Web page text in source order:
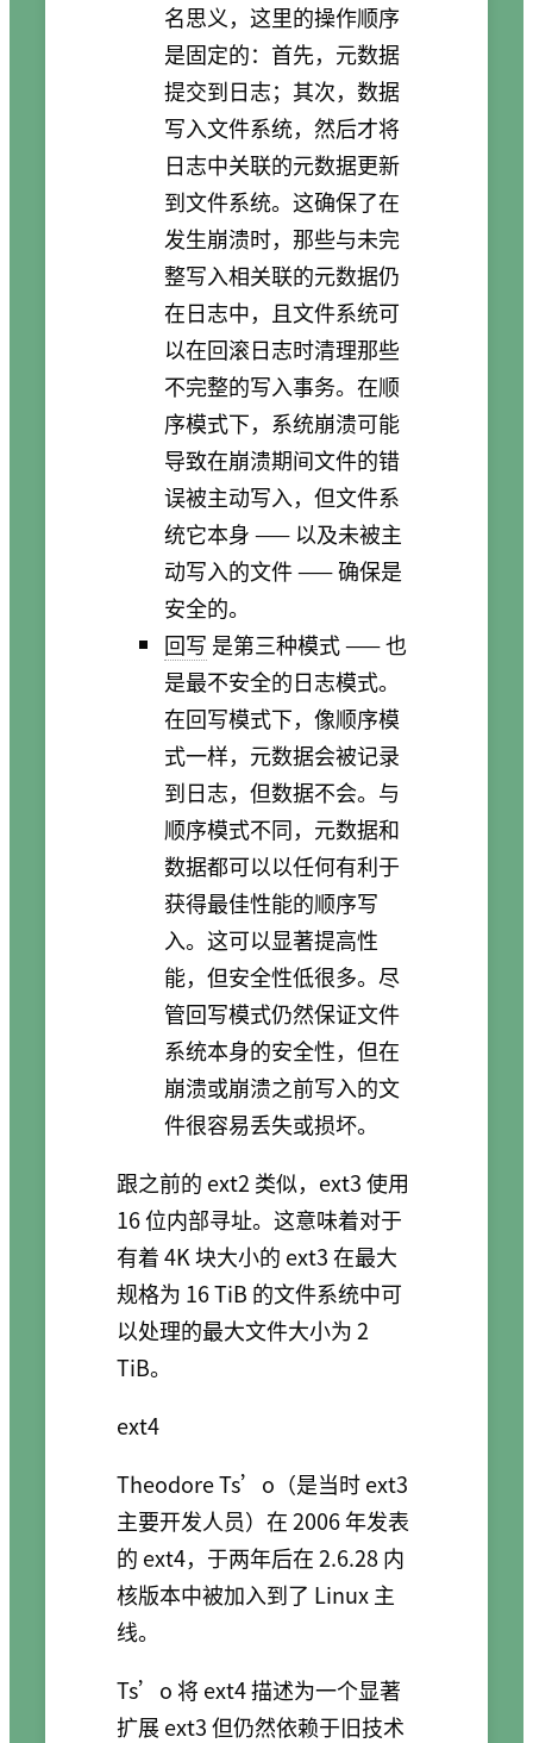
名思义，这里的操作顺序
是固定的：首先，元数据
提交到日志；其次，数据
写入文件系统，然后才将
日志中关联的元数据更新
到文件系统。这确保了在
发生崩溃时，那些与未完
整写入相关联的元数据仍
在日志中，且文件系统可
以在回滚日志时清理那些
不完整的写入事务。在顺
序模式下，系统崩溃可能
导致在崩溃期间文件的错
误被主动写入，但文件系
统它本身 —— 以及未被主
动写入的文件 —— 确保是
安全的。
回写 是第三种模式 —— 也
是最不安全的日志模式。
在回写模式下，像顺序模
式一样，元数据会被记录
到日志，但数据不会。与
顺序模式不同，元数据和
数据都可以以任何有利于
获得最佳性能的顺序写
入。这可以显著提高性
能，但安全性低很多。尽
管回写模式仍然保证文件
系统本身的安全性，但在
崩溃或崩溃之前写入的文
件很容易丢失或损坏。
跟之前的 ext2 类似，ext3 使用
16 位内部寻址。这意味着对于
有着 4K 块大小的 ext3 在最大
规格为 16 TiB 的文件系统中可
以处理的最大文件大小为 2
TiB。
ext4
Theodore Ts’o（是当时 ext3
主要开发人员）在 2006 年发表
的 ext4，于两年后在 2.6.28 内
核版本中被加入到了 Linux 主
线。
Ts’o 将 ext4 描述为一个显著
扩展 ext3 但仍然依赖于旧技术